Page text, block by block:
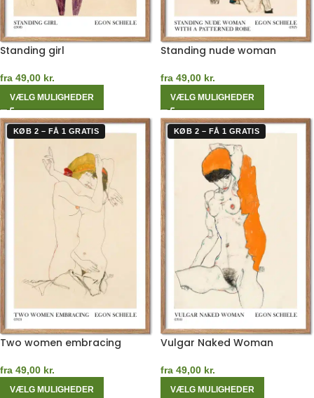
Standing girl
fra 49,00 kr.
VÆLG MULIGHEDER
Standing nude woman
fra 49,00 kr.
VÆLG MULIGHEDER
KØB 2 – FÅ 1 GRATIS
Two women embracing
fra 49,00 kr.
VÆLG MULIGHEDER
KØB 2 – FÅ 1 GRATIS
Vulgar Naked Woman
fra 49,00 kr.
VÆLG MULIGHEDER